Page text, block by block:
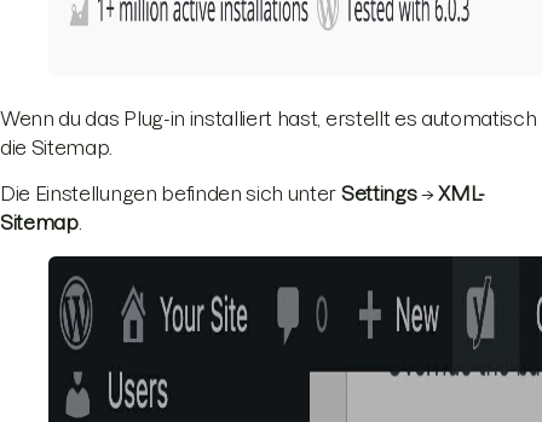
Wenn du das Plug-in installiert hast, erstellt es automatisch
die Sitemap.
Die Einstellungen befinden sich unter Settings→XML-
Sitemap.